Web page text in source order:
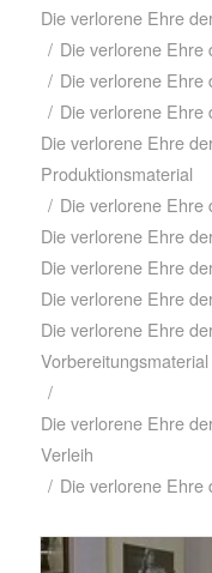
Die verlorene Ehre
/ Die verlorene Ehre
/ Die verlorene
/ Die verlorene
Die verlorene Ehre
Produktionsmaterial
/ Die verlorene Ehre
Die verlorene Ehre
Die verlorene Ehre
Die verlorene Ehre
Die verlorene Ehre
Vorbereitungsmaterial
/
Die verlorene Ehre
Verleih
/ Die verlorene